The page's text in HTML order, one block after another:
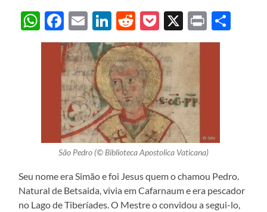
WhatsApp
Facebook
EmailLinkedIn
Reddit
Pocket
X Print
São Pedro (© Biblioteca Apostolica Vaticana)
Seu nome era Simão e foi Jesus quem o chamou Pedro.
Natural de Betsaida, vivia em Cafarnaum e era pescador
no Lago de Tiberíades. O Mestre o convidou a segui-lo,